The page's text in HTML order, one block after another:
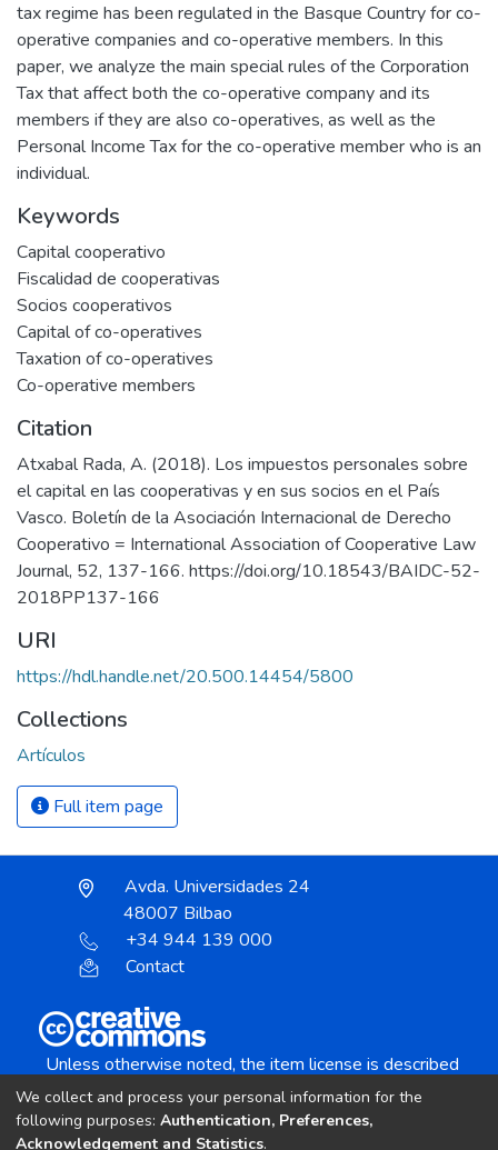
tax regime has been regulated in the Basque Country for co-
operative companies and co-operative members. In this
paper, we analyze the main special rules of the Corporation
Tax that affect both the co-operative company and its
members if they are also co-operatives, as well as the
Personal Income Tax for the co-operative member who is an
individual.
Keywords
Capital cooperativo
Fiscalidad de cooperativas
Socios cooperativos
Capital of co-operatives
Taxation of co-operatives
Co-operative members
Citation
Atxabal Rada, A. (2018). Los impuestos personales sobre
el capital en las cooperativas y en sus socios en el País
Vasco. Boletín de la Asociación Internacional de Derecho
Cooperativo = International Association of Cooperative Law
Journal, 52, 137-166. https://doi.org/10.18543/BAIDC-52-
2018PP137-166
URI
https://hdl.handle.net/20.500.14454/5800
Collections
Artículos
Full item page
Avda. Universidades 24
48007 Bilbao
+34 944 139 000
Contact
Unless otherwise noted, the item license is described
Creative Commons Attribution-NonCommercial-
We collect and process your personal information for the
following purposes: Authentication, Preferences,
Acknowledgement and Statistics.